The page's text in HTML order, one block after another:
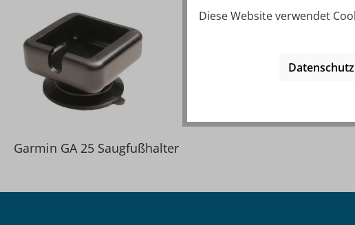
Garmin GA 25 Saugfußhalter
Diese Website verwendet